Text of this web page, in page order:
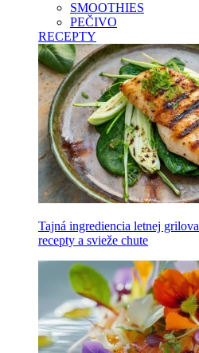
SMOOTHIES
PEČIVO
RECEPTY
Tajná ingrediencia letnej
recepty a svieže chute